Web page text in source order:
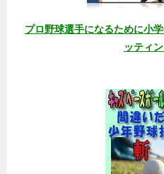
プロ野球選手になるために小
ッティ